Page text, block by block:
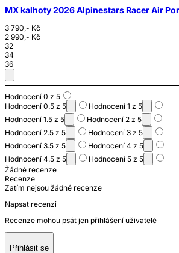
MX kalhoty 2026 Alpinestars Racer Air
3 790,- Kč
2 990,- Kč
32
34
36
Hodnocení 0 z 5
Hodnocení 0.5 z 5
Hodnocení 1 z 5
Hodnocení 1.5 z 5
Hodnocení 2 z 5
Hodnocení 2.5 z 5
Hodnocení 3 z 5
Hodnocení 3.5 z 5
Hodnocení 4 z 5
Hodnocení 4.5 z 5
Hodnocení 5 z 5
Žádné recenze
Recenze
Zatím nejsou žádné recenze
Napsat recenzi
Recenze mohou psát jen přihlášení uživatelé
Přihlásit se